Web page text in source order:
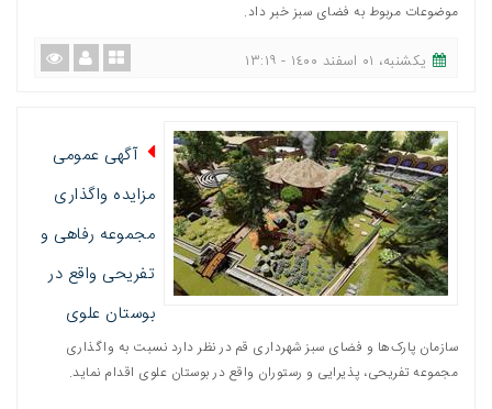
موضوعات مربوط به فضای سبز خبر داد.
یکشنبه، ٠١ اسفند ١٤٠٠ - ١٣:١٩
آگهی عمومی
مزایده واگذاری
مجموعه رفاهی و
تفریحی واقع در
بوستان علوی
سازمان پارک‌ها و فضای سبز شهرداری قم در نظر دارد نسبت به واگذاری
مجموعه تفریحی، پذیرایی و رستوران واقع در بوستان علوی اقدام نماید.